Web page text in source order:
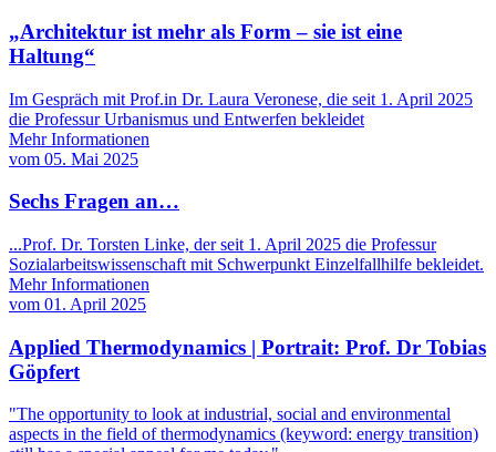
„Architektur ist mehr als Form – sie ist eine
Haltung“
Im Gespräch mit Prof.in Dr. Laura Veronese, die seit 1. April 2025
die Professur Urbanismus und Entwerfen bekleidet
Mehr Informationen
vom 05. Mai 2025
Sechs Fragen an…
...Prof. Dr. Torsten Linke, der seit 1. April 2025 die Professur
Sozialarbeitswissenschaft mit Schwerpunkt Einzelfallhilfe bekleidet.
Mehr Informationen
vom 01. April 2025
Applied Thermodynamics | Portrait: Prof. Dr Tobias
Göpfert
"The opportunity to look at industrial, social and environmental
aspects in the field of thermodynamics (keyword: energy transition)